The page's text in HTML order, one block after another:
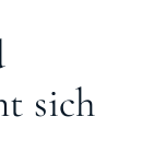
sich